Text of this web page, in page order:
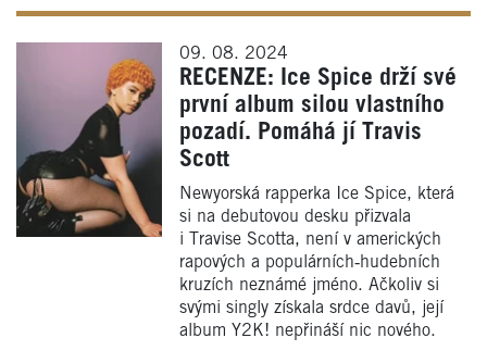
09. 08. 2024
RECENZE: Ice Spice drží své
první album silou vlastního
pozadí. Pomáhá jí Travis
Scott
Newyorská rapperka Ice Spice, která
si na debutovou desku přizvala
i Travise Scotta, není v amerických
rapových a populárních‑hudebních
kruzích neznámé jméno. Ačkoliv si
svými singly získala srdce davů, její
album Y2K! nepřináší nic nového.